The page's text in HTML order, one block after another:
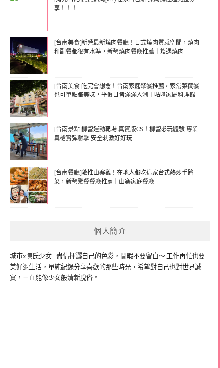
享！！！
[台南美食]新營最新燒肉餐廳！日式燒肉質感空間，燒肉
和副餐都很有水準，新營燒肉餐廳推薦｜焰遇燒肉
[台南美食]吃完會想念！台南家庭聚餐推薦，家常菜簡餐
也可單點都美味，平假日皆滿滿人潮｜咕嚕家庭料理館
[台南景點]柳營運動靶場 真實版CS！柳營必玩體驗 專業
真槍實彈射擊 安全刺激好好玩
[台南餐廳]激推山寨雞！在地人都吃這家台式熱炒手路
菜，新營聚餐餐廳推薦｜山寨家庭餐廳
個人簡介
城市x陳氏少女_ 盡情揮灑自己的色彩，閒暇不要留白～ 工作再忙也要
美好過生活，單純紀錄分享喜歡的那些時光，希望對自己也對世界誠
實，ㄧ直能像少女般清新脫俗。